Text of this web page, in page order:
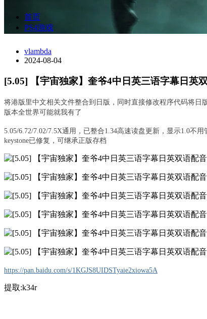
首页
PS4游戏
vlambda
2024-08-04
[5.05] 【宇宙独家】奎爷4中日英三语字幕日英
将港版里中文相关文件整合到日版，同时直接修改程序代码将日
版本全世界可能就我有了
5.05/6.72/7.02/7.5X通用，已整合1.34高速读盘更新，显示1.0不用
keystone已修复，可继承正版存档
https://pan.baidu.com/s/1KGJS8UIDSTyaie2xiowa5A
提取:k34r